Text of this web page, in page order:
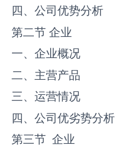
四、公司优势分析
第二节 企业
一、企业概况
二、主营产品
三、运营情况
四、公司优劣势分析
第三节 企业